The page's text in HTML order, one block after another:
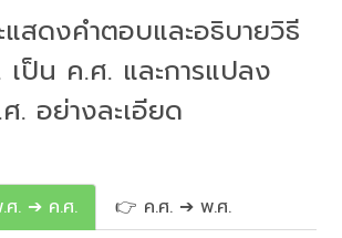
แสดงคำตอบและอธิบายวิธี
ป็น ค.ศ. และการแปลง
. อย่างละเอียด
. ➔ ค.ศ. 👉 ค.ศ. ➔ พ.ศ.